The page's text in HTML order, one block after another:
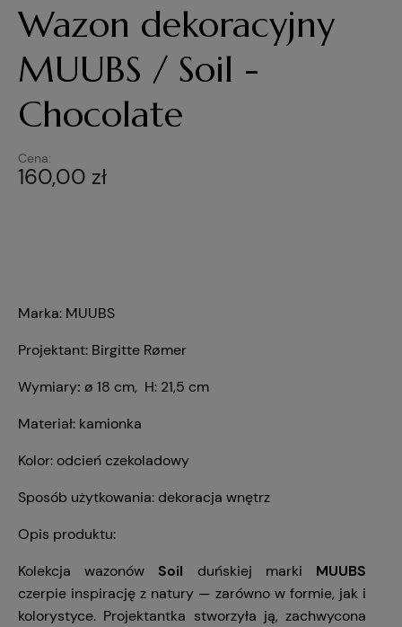
Wazon dekoracyjny
MUUBS / Soil -
Chocolate
Cena:
160,00 zł
Marka: MUUBS
Projektant: Birgitte Rømer
Wymiary: ø 18 cm, H: 21,5 cm
Materiał: kamionka
Kolor: odcień czekoladowy
Sposób użytkowania: dekoracja wnętrz
Opis produktu:
Kolekcja wazonów Soil duńskiej marki MUUBS
czerpie inspirację z natury — zarówno w formie, jak i
kolorystyce. Projektantka stworzyła ją, zachwycona